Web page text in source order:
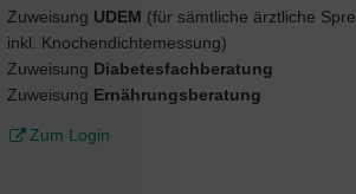
Zuweisung UDEM (für sämtliche ärztliche
inkl. Knochendichtemessung)
Zuweisung Diabetesfachberatung
Zuweisung Ernährungsberatung
Zum Login